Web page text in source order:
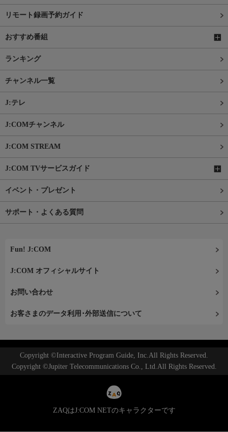
リモート録画予約ガイド
おすすめ番組
ランキング
チャンネル一覧
J:テレ
J:COMチャンネル
J:COM STREAM
J:COM TVサービスガイド
イベント・プレゼント
サポート・よくある質問
Fun! J:COM
J:COM オフィシャルサイト
お問い合わせ
お客さまのデータ利用･外部送信について
Copyright ©Interactive Program Guide, Inc.All Rights Reserved.
Copyright ©Jupiter Telecommunications Co., Ltd.All Rights Reserved.
ZAQはJ:COM NETのキャラクターです